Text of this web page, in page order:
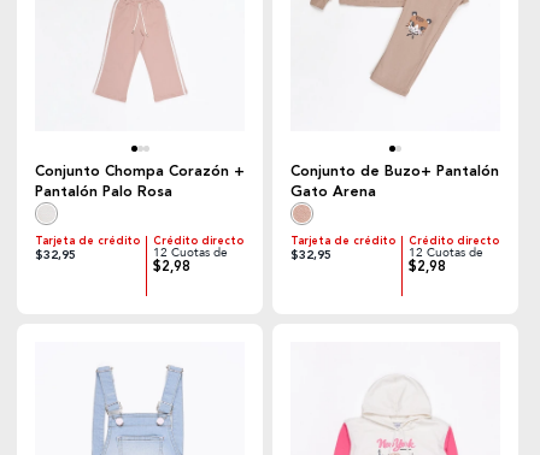
Conjunto Chompa Corazón +
Pantalón Palo Rosa
Tarjeta de crédito
$32,95
Crédito directo
12 Cuotas de
$2,98
Conjunto de Buzo+ Pantalón
Gato Arena
Tarjeta de crédito
$32,95
Crédito directo
12 Cuotas de
$2,98